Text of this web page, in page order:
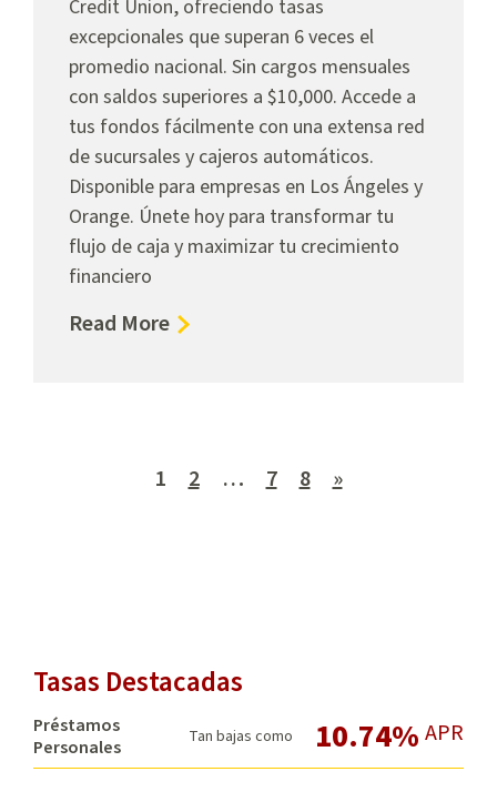
Credit Union, ofreciendo tasas
excepcionales que superan 6 veces el
promedio nacional. Sin cargos mensuales
con saldos superiores a $10,000. Accede a
tus fondos fácilmente con una extensa red
de sucursales y cajeros automáticos.
Disponible para empresas en Los Ángeles y
Orange. Únete hoy para transformar tu
flujo de caja y maximizar tu crecimiento
financiero
Read Moreabout
1 2 … 7 8
Próximos
»
Tasas Destacadas
Préstamos
Personales
Tan bajas como 10.74% APR